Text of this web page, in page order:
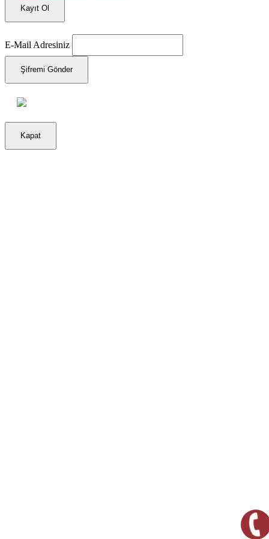
Kayıt Ol
E-Mail Adresiniz
Şifremi Gönder
Kapat